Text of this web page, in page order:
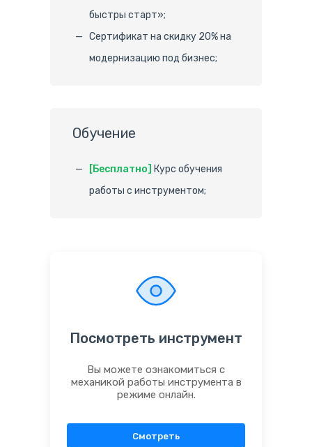
быстры старт»;
Сертификат на скидку 20% на
модернизацию под бизнес;
Обучение
[Бесплатно] Курс обучения
работы с инструментом;
Посмотреть инструмент
Вы можете ознакомиться с
механикой работы инструмента в
режиме онлайн.
Смотреть